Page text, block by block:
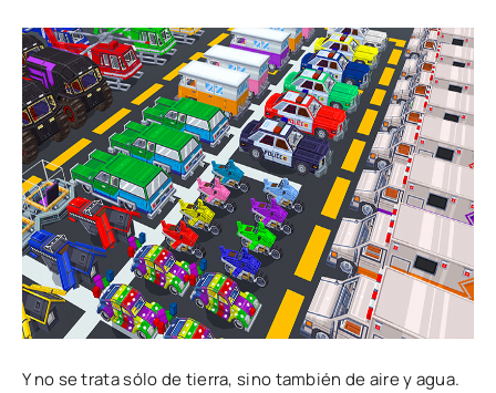
Y no se trata sólo de tierra, sino también de aire y agua.